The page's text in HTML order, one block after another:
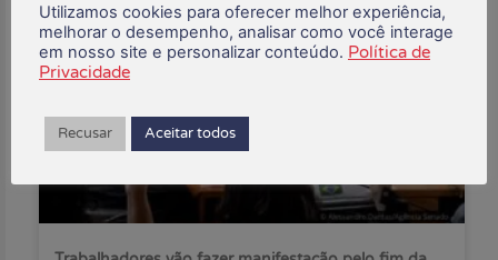
Utilizamos cookies para oferecer melhor experiência,
melhorar o desempenho, analisar como você interage
em nosso site e personalizar conteúdo. Política de
Privacidade
Recusar Aceitar todos